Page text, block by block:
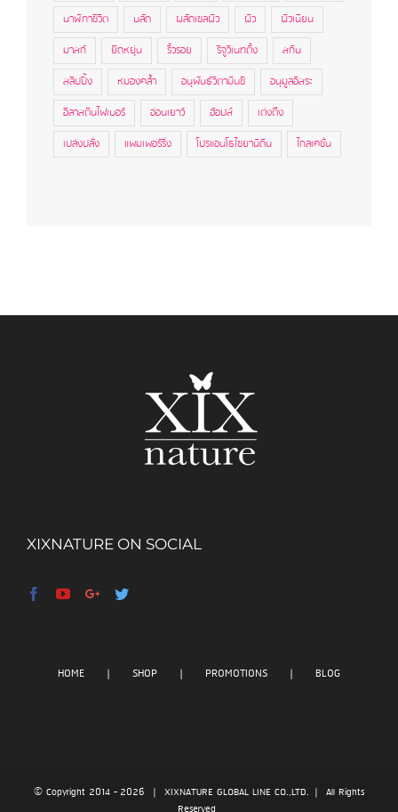
นาฬิกาชีวิต
บลัด ผลัดเซลผิว ผิว
ผิวเนียน
มาสก์
ยืดหยุ่น ริ้วรอย รีจูวิเนทติ้ง
สกิน
สลีปปิ้ง
หมองคล้ำ อนุพันธ์วิตามินซี
อนุมูลอิสระ
อีลาสตินไฟเบอร์
อ่อนเยาว์ ฮ้อปส์
เต่งตึง
เปล่งปลั่ง
แพมเพอร์ริ่ง โปรแอนโธไซยานิดิน ไกลเคชั่น
XIXNATURE ON SOCIAL
HOME SHOP PROMOTIONS BLOG
© Copyright 2014 - 2026 | XIXNATURE GLOBAL LINE CO.,LTD. | All Rights